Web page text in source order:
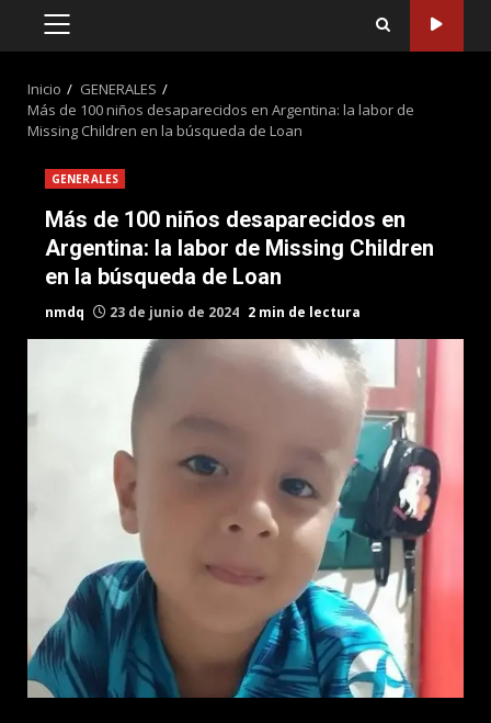
MENÚ
Inicio
GENERALES
Más de 100 niños desaparecidos en Argentina: la labor de
Missing Children en la búsqueda de Loan
GENERALES
Más de 100 niños desaparecidos en
Argentina: la labor de Missing Children
en la búsqueda de Loan
nmdq 23 de junio de 2024 2 min de lectura